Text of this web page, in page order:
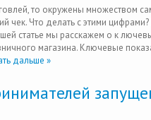
то окружены множеством
чек. Что делать с этими
статье мы расскажем о к
магазина. Ключевые
дальше »